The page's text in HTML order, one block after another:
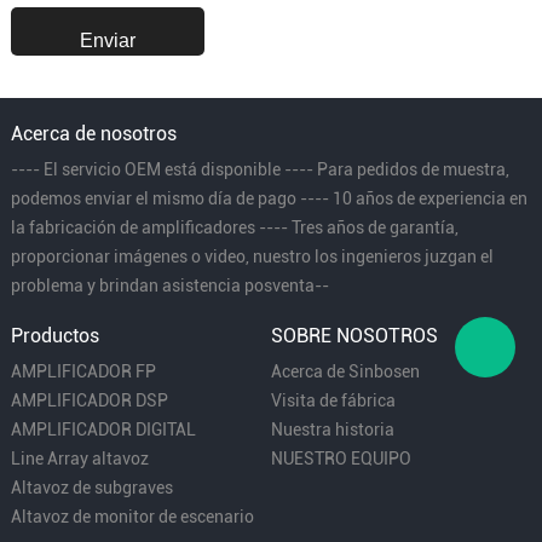
Acerca de nosotros
---- El servicio OEM está disponible ---- Para pedidos de muestra,
podemos enviar el mismo día de pago ---- 10 años de experiencia en
la fabricación de amplificadores ---- Tres años de garantía,
proporcionar imágenes o video, nuestro los ingenieros juzgan el
problema y brindan asistencia posventa--
Productos
AMPLIFICADOR FP
AMPLIFICADOR DSP
AMPLIFICADOR DIGITAL
Line Array altavoz
Altavoz de subgraves
Altavoz de monitor de escenario
SOBRE NOSOTROS
Acerca de Sinbosen
Visita de fábrica
Nuestra historia
NUESTRO EQUIPO